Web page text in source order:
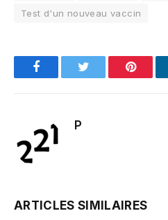
Test d'un nouveau vaccin
FacebookTwitter
P
ARTICLES SIMILAIRES